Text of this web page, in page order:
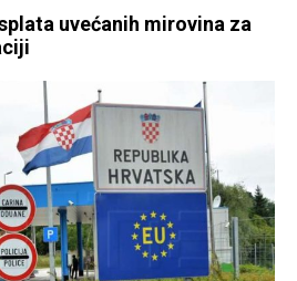
uvećanih mirovina za